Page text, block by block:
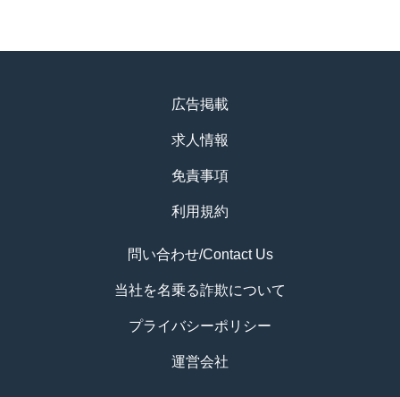
広告掲載
求人情報
免責事項
利用規約
問い合わせ/Contact Us
当社を名乗る詐欺について
プライバシーポリシー
運営会社